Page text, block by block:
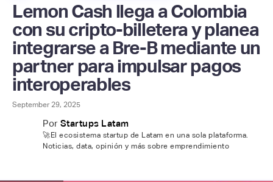
Lemon Cash llega a Colombia
con su cripto-billetera y planea
integrarse a Bre-B mediante un
partner para impulsar pagos
interoperables
September 29, 2025
Por Startups Latam
🚀El ecosistema startup de Latam en una sola plataforma.
Noticias, data, opinión y más sobre emprendimiento